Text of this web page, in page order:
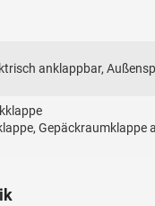
anklappbar,
Gepäckraumklappe